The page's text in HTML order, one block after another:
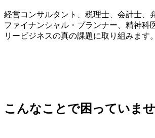
経営コンサルタント、税理士、会計士、
ファイナンシャル・プランナー、精神科
リービジネスの真の課題に取り組みます。
こんなことで困っていま